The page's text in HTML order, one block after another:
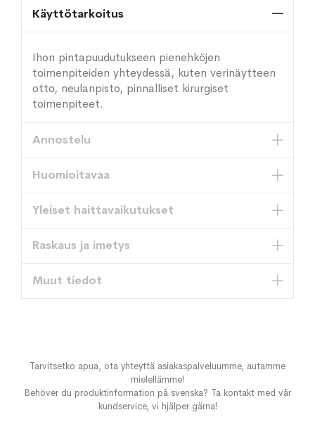
Käyttötarkoitus
Ihon pintapuudutukseen pienehköjen
toimenpiteiden yhteydessä, kuten verinäytteen
otto, neulanpisto, pinnalliset kirurgiset
toimenpiteet.
Annostelu
Huomioitavaa
Yleiset haittavaikutukset
Raskaus ja imetys
Muut tiedot
Tarvitsetko apua, ota yhteyttä asiakaspalveluumme, autamme
mielellämme!
Behöver du produktinformation på svenska? Ta kontakt med vår
kundservice, vi hjälper gärna!